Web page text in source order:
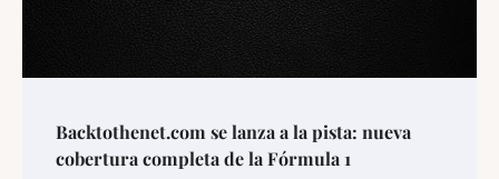
Backtothenet.com se lanza a la pista: nueva
cobertura completa de la Fórmula 1